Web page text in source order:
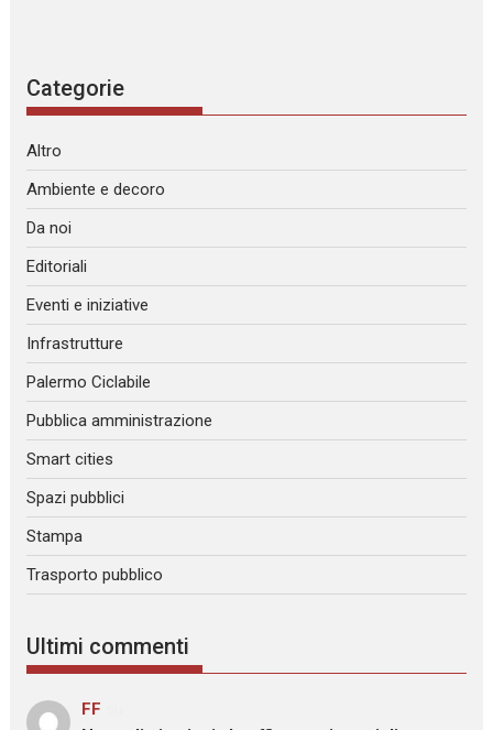
Categorie
Altro
Ambiente e decoro
Da noi
Editoriali
Eventi e iniziative
Infrastrutture
Palermo Ciclabile
Pubblica amministrazione
Smart cities
Spazi pubblici
Stampa
Trasporto pubblico
Ultimi commenti
FF